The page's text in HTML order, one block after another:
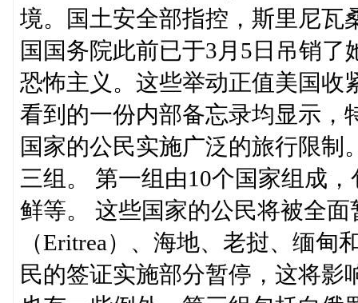
境。国土安全部指控，斯里尼瓦
国国务院此前已于3月5日吊销
恐怖主义。这些举动正值美国收
看到的一份内部备忘录均显示，
国家的公民实施广泛的旅行限制
三组。 第一组由10个国家组成
鲜等。 这些国家的公民将被全
（Eritrea）、海地、老挝、缅
民的签证实施部分暂停，这将